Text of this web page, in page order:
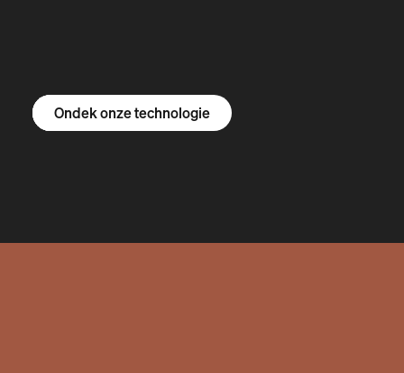
Ontdek de R1S
Ontdek de R1T
Ontdek de bestelbus
Ondek onze technologie